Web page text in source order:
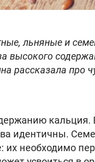
льняные и
высокого
рассказала про
кальция.
идентичны.
их необходимо